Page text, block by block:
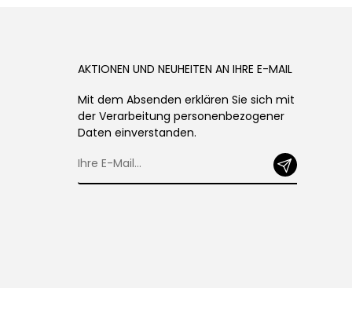
AKTIONEN UND NEUHEITEN AN IHRE E-MAIL
Mit dem Absenden erklären Sie sich mit
der Verarbeitung personenbezogener
Daten einverstanden.